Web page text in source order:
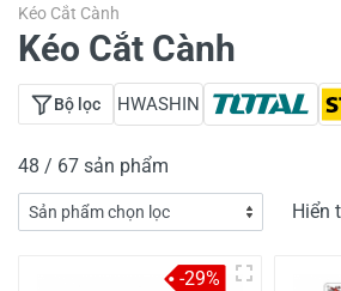
Kéo Cắt Cành
Kéo Cắt Cành
Bộ lọc HWASHIN
48 / 67 sản phẩm
Hiển
-29%